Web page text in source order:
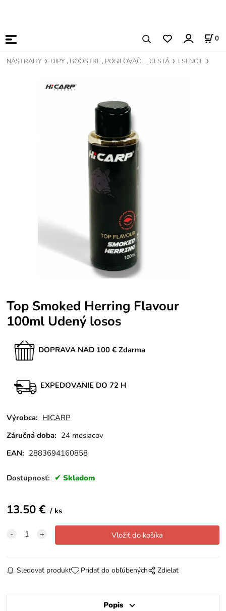
0
NÁSTRAHY DIPY , BOOSTRE , POSILOVAČE , CESTÁ ESENCIE
Top Smoked Herring Flavour
100ml Udený losos
DOPRAVA NAD 100 € Zdarma
EXPEDOVANIE DO 72 H
Výrobca: HICARP
Záručná doba: 24 mesiacov
EAN: 2883694160858
Dostupnosť: Skladom
13.50€ ks
Sledovať produkt Pridať do obľúbených Zdielať
Popis